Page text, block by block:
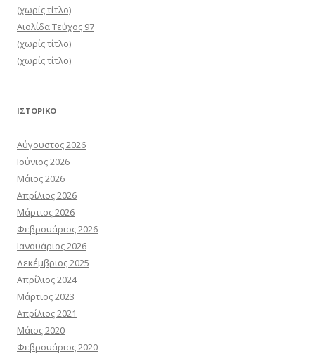
(χωρίς τίτλο)
Αιολίδα Τεύχος 97
(χωρίς τίτλο)
(χωρίς τίτλο)
ΙΣΤΟΡΙΚΌ
Αύγουστος 2026
Ιούνιος 2026
Μάιος 2026
Απρίλιος 2026
Μάρτιος 2026
Φεβρουάριος 2026
Ιανουάριος 2026
Δεκέμβριος 2025
Απρίλιος 2024
Μάρτιος 2023
Απρίλιος 2021
Μάιος 2020
Φεβρουάριος 2020